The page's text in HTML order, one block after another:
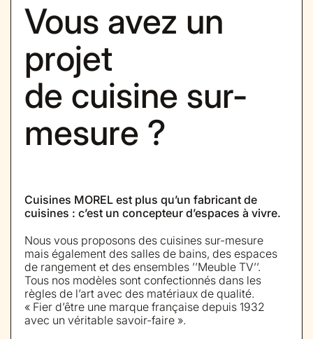
Vous avez un
projet
de cuisine sur-
mesure ?
Cuisines MOREL est plus qu’un fabricant de
cuisines : c’est un concepteur d’espaces à vivre.
Nous vous proposons des cuisines sur-mesure
mais également des salles de bains, des espaces
de rangement et des ensembles ’’Meuble TV’’.
Tous nos modèles sont confectionnés dans les
règles de l’art avec des matériaux de qualité.
« Fier d’être une marque française depuis 1932
avec un véritable savoir-faire ».